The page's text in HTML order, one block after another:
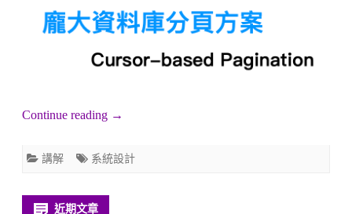
資
料
Continue reading →
講解 系統設計
近期文章